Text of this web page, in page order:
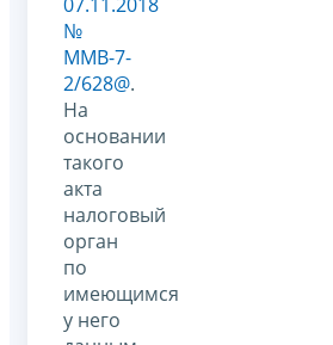
№
ММВ-7-
2/628@.
На
основании
такого
акта
налоговый
орган
по
имеющимся
у него